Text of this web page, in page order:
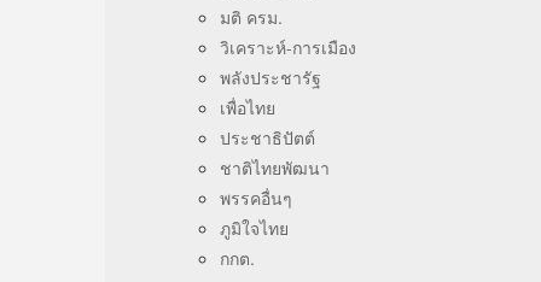
มติ ครม.
วิเคราะห์-การเมือง
พลังประชารัฐ
เพื่อไทย
ประชาธิปัตต์
ชาติไทยพัฒนา
พรรคอื่นๆ
ภูมิใจไทย
กกต.